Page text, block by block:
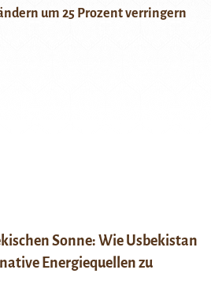
um 25 Prozent verringern
Sonne: Wie Usbekistan
Energiequellen zu